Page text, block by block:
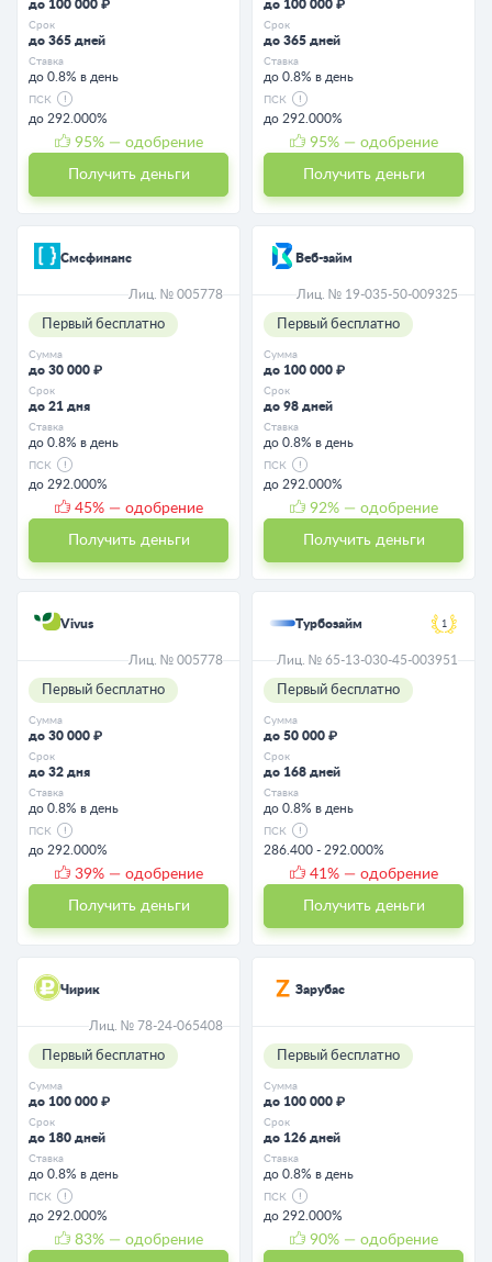
до 100 000 ₽
Срок
до 365 дней
Ставка
до 0.8% в день
ПСК
до 292.000%
95% — одобрение
Получить деньги
до 100 000 ₽
Срок
до 365 дней
Ставка
до 0.8% в день
ПСК
до 292.000%
95% — одобрение
Получить деньги
Смсфинанс
Лиц. № 005778
Первый бесплатно
Сумма
до 30 000 ₽
Срок
до 21 дня
Ставка
до 0.8% в день
ПСК
до 292.000%
45% — одобрение
Получить деньги
Веб-займ
Лиц. № 19-035-50-009325
Первый бесплатно
Сумма
до 100 000 ₽
Срок
до 98 дней
Ставка
до 0.8% в день
ПСК
до 292.000%
92% — одобрение
Получить деньги
Vivus
Лиц. № 005778
Первый бесплатно
Сумма
до 30 000 ₽
Срок
до 32 дня
Ставка
до 0.8% в день
ПСК
до 292.000%
39% — одобрение
Получить деньги
Турбозайм 1
Лиц. № 65-13-030-45-003951
Первый бесплатно
Сумма
до 50 000 ₽
Срок
до 168 дней
Ставка
до 0.8% в день
ПСК
286.400 - 292.000%
41 % — одобрение
Получить деньги
Чирик
Лиц. № 78-24-065408
Первый бесплатно
Сумма
до 100 000 ₽
Срок
до 180 дней
Ставка
до 0.8% в день
ПСК
до 292.000%
83% — одобрение
Зарубас
Первый бесплатно
Сумма
до 100 000 ₽
Срок
до 126 дней
Ставка
до 0.8% в день
ПСК
до 292.000%
90% — одобрение